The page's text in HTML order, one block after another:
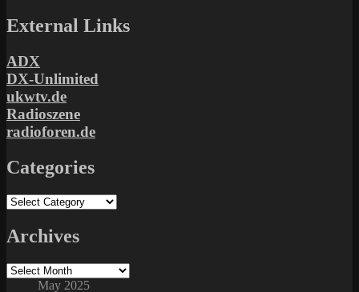
External Links
ADX
DX-Unlimited
ukwtv.de
Radioszene
radioforen.de
Categories
Categories
Archives
Archives
May 2025